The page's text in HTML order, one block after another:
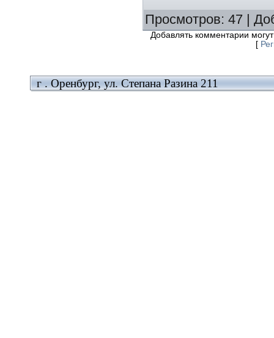
Просмотров: 47 |
Добавлять комментарии
[
г . Оренбург, ул. Степана Разина 211